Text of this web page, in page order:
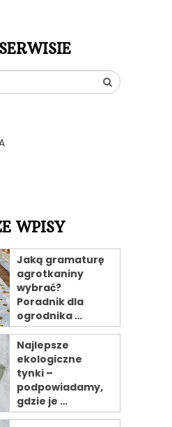
WPISY
Jaką gramaturę
agrotkaniny
wybrać?
Poradnik dla
ogrodnika …
Najlepsze
ekologiczne
tynki –
podpowiadamy,
gdzie je …